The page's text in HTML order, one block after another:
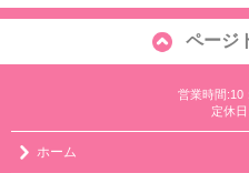
ページ
営業時間:10
定休
ホーム